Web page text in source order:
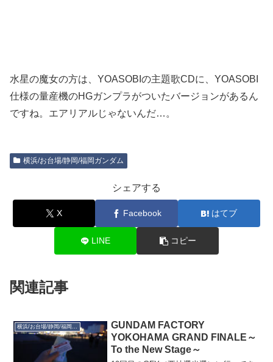
水星の魔女の方は、YOASOBIの主題歌CDに、YOASOBI
仕様の量産機のHGガンプラがついたバージョンがあるん
ですね。エアリアルじゃないんだ…。
横浜/お台場/静岡/福岡ガンダム
シェアする
X Facebook はてブ
LINE コピー
関連記事
GUNDAM FACTORY
YOKOHAMA GRAND FINALE～
To the New Stage～